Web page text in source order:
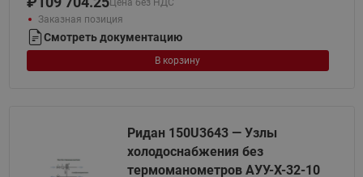
Цена без НДС
Заказная позиция
Смотреть документацию
В корзину
Ридан 150U3643 — Узлы
холодоснабжения без
термоманометров АУУ-Х-32-10